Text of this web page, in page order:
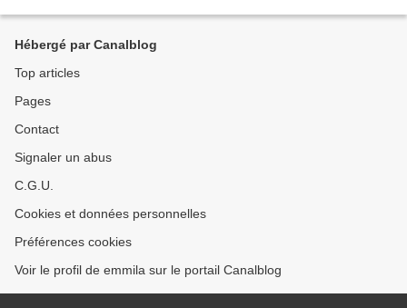
Hébergé par Canalblog
Top articles
Pages
Contact
Signaler un abus
C.G.U.
Cookies et données personnelles
Préférences cookies
Voir le profil de emmila sur le portail Canalblog